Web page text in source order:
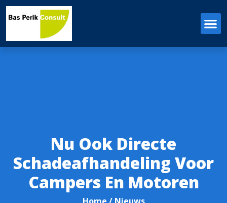
Nu Ook Directe
Schadeafhandeling Voor
Campers En Motoren